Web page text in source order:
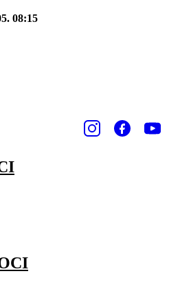
08:15